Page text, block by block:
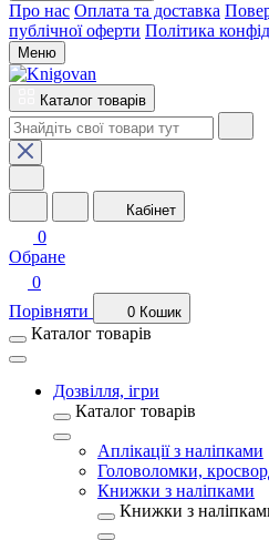
Про нас Оплата та доставка
публічної оферти Політика
Меню
Каталог товарів
Кабінет
0
Обране
0
Порівняти
0 Кошик
Каталог товарів
Дозвілля, ігри
Каталог товарів
Аплікації з наліпками
Головоломки,
Книжки з наліпками
Книжки з